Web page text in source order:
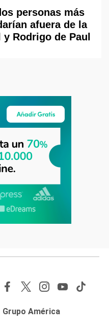
personas más
afuera de la
Rodrigo de Paul
Grupo América